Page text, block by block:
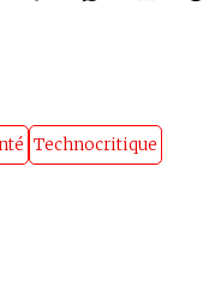
Technocritique